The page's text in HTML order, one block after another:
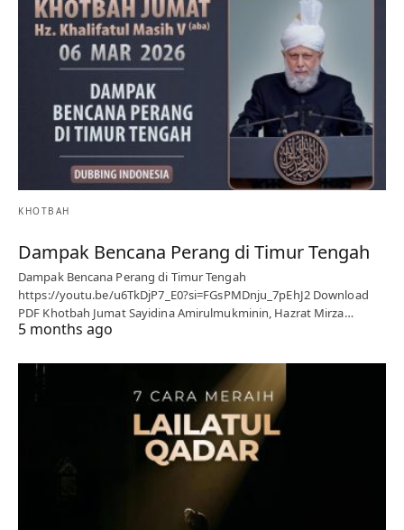
KHOTBAH
Dampak Bencana Perang di Timur Tengah
Dampak Bencana Perang di Timur Tengah
https://youtu.be/u6TkDjP7_E0?si=FGsPMDnju_7pEhJ2 Download
PDF Khotbah Jumat Sayidina Amirulmukminin, Hazrat Mirza…
5 months ago